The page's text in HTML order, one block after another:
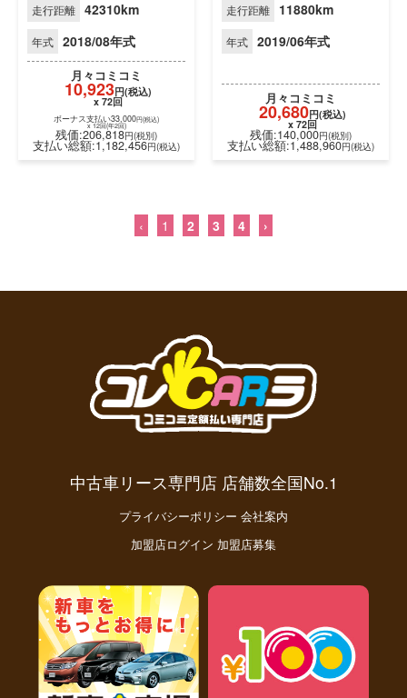
月々コミコミ
9,383円(税込)
x 72回
ボーナス支払い33,000
x 12回(年2回)
残価:175,000円(税別)
支払い総額:1,071,576
月々コミコミ
12,258
x 72回
残価:140,000円(税別)
支払い総額:1,278,576
走行距離 42310km
年式 2018/08年式
月々コミコミ
10,923
x 72回
x 12回(年2回)
残価:206,818円(税別)
走行距離 11880km
年式 2019/06年式
‹ 1 2 3 4 ›
中古車リース専門店 店舗数全国No.1
プライバシーポリシー 会社案内
加盟店ログイン 加盟店募集